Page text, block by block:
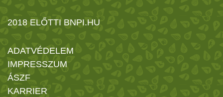
2018 ELŐTTI BNPI.HU
ADATVÉDELEM
IMPRESSZUM
ÁSZF
KARRIER